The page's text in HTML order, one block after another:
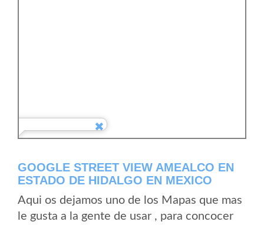
GOOGLE STREET VIEW AMEALCO EN
ESTADO DE HIDALGO EN MEXICO
Aqui os dejamos uno de los Mapas que mas
le gusta a la gente de usar , para concocer